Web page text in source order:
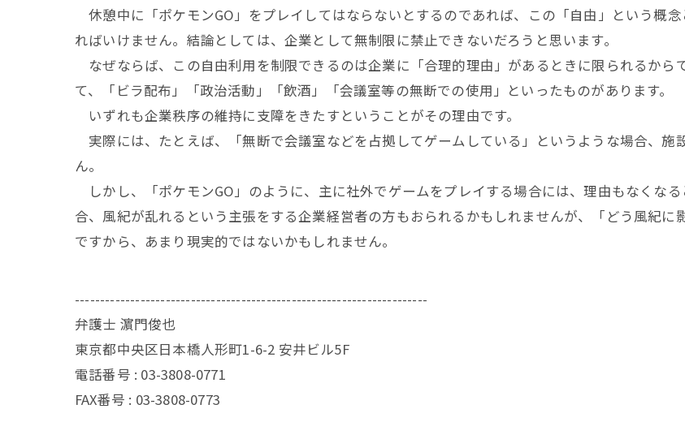
休憩中に「ポケモンGO」をプレイしてはならないとするのであれば、この「自由」という概
ればいけません。結論としては、企業として無制限に禁止できないだろうと思います。
なぜならば、この自由利用を制限できるのは企業に「合理的理由」があるときに限られるから
て、「ビラ配布」「政治活動」「飲酒」「会議室等の無断での使用」といったものがあります。
いずれも企業秩序の維持に支障をきたすということがその理由です。
実際には、たとえば、「無断で会議室などを占拠してゲームしている」というような場合、施
ん。
しかし、「ポケモンGO」のように、主に社外でゲームをプレイする場合には、理由もなくな
合、風紀が乱れるという主張をする企業経営者の方もおられるかもしれませんが、「どう風紀に
ですから、あまり現実的ではないかもしれません。
----------------------------------------------------------------------
弁護士 濵門俊也
東京都中央区日本橋人形町1-6-2 安井ビル5F
電話番号 : 03-3808-0771
FAX番号 : 03-3808-0773